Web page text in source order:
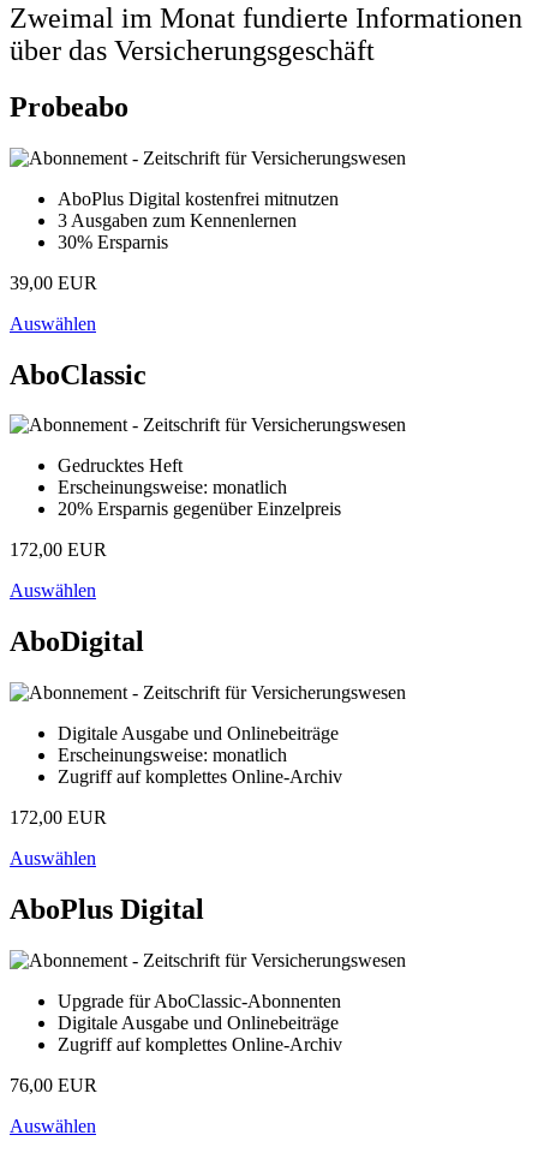
Zweimal im Monat fundierte Informationen
über das Versicherungsgeschäft
Probeabo
AboPlus Digital kostenfrei mitnutzen
3 Ausgaben zum Kennenlernen
30% Ersparnis
39,00 EUR
Auswählen
AboClassic
Gedrucktes Heft
Erscheinungsweise: monatlich
20% Ersparnis gegenüber Einzelpreis
172,00 EUR
Auswählen
AboDigital
Digitale Ausgabe und Onlinebeiträge
Erscheinungsweise: monatlich
Zugriff auf komplettes Online-Archiv
172,00 EUR
Auswählen
AboPlus Digital
Upgrade für AboClassic-Abonnenten
Digitale Ausgabe und Onlinebeiträge
Zugriff auf komplettes Online-Archiv
76,00 EUR
Auswählen